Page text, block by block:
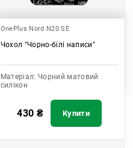
OnePlus Nord N20 SE
Чохол "Чорно-білі написи"
Матеріал: Чорний матовий
силікон
430 ₴ Купити